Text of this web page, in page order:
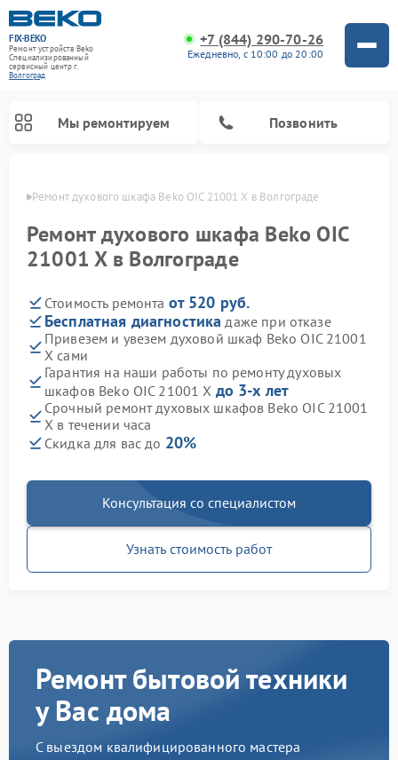
FIX-BEKO
Ремонт устройств Beko
Специализированный
cервисный центр г.
Волгоград
+7 (844) 290-70-26
Ежедневно, с 10:00 до 20:00
Мы ремонтируем Позвонить
Ремонт духового шкафа Beko OIC 21001 X в Волгограде
Ремонт духового шкафа Beko OIC
21001 X в Волгограде
Стоимость ремонта от 520 руб.
Бесплатная диагностика даже при отказе
Привезем и увезем духовой шкаф Beko OIC 21001
X сами
Гарантия на наши работы по ремонту духовых
шкафов Beko OIC 21001 X до 3-х лет
Срочный ремонт духовых шкафов Beko OIC 21001
X в течении часа
Скидка для вас до 20%
Консультация со специалистом
Узнать стоимость работ
Ремонт бытовой техники
у Вас дома
С выездом квалифицированного мастера